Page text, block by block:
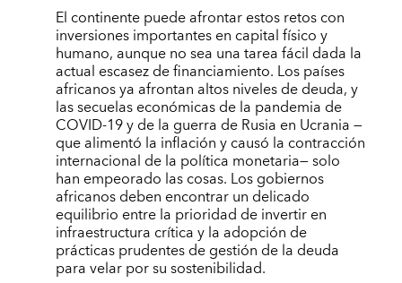
El continente puede afrontar estos retos con
inversiones importantes en capital físico y
humano, aunque no sea una tarea fácil dada la
actual escasez de financiamiento. Los países
africanos ya afrontan altos niveles de deuda, y
las secuelas económicas de la pandemia de
COVID-19 y de la guerra de Rusia en Ucrania —
que alimentó la inflación y causó la contracción
internacional de la política monetaria— solo
han empeorado las cosas. Los gobiernos
africanos deben encontrar un delicado
equilibrio entre la prioridad de invertir en
infraestructura crítica y la adopción de
prácticas prudentes de gestión de la deuda
para velar por su sostenibilidad.